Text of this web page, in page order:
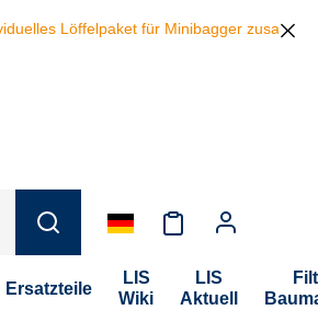
Löffelpaket für Minibagger
Ersatzteile
LIS
Wiki
LIS
Aktuell